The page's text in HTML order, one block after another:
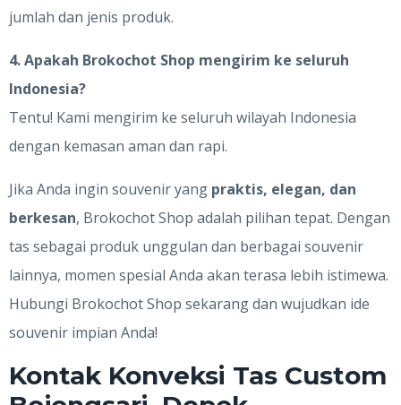
jumlah dan jenis produk.
4. Apakah Brokochot Shop mengirim ke seluruh
Indonesia?
Tentu! Kami mengirim ke seluruh wilayah Indonesia
dengan kemasan aman dan rapi.
Jika Anda ingin souvenir yang praktis, elegan, dan
berkesan, Brokochot Shop adalah pilihan tepat. Dengan
tas sebagai produk unggulan dan berbagai souvenir
lainnya, momen spesial Anda akan terasa lebih istimewa.
Hubungi Brokochot Shop sekarang dan wujudkan ide
souvenir impian Anda!
Kontak Konveksi Tas Custom